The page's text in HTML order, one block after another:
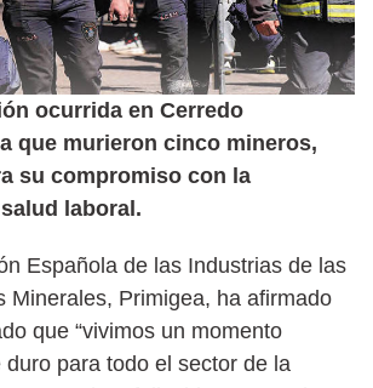
ocurrida en Cerredo
que murieron cinco mineros,
su compromiso con la
laboral.
Española de las Industrias de las
Minerales, Primigea, ha afirmado
que “vivimos un momento
para todo el sector de la